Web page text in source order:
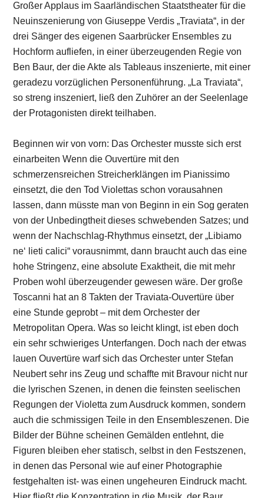
Großer Applaus im Saarländischen Staatstheater für die
Neuinszenierung von Giuseppe Verdis „Traviata“, in der
drei Sänger des eigenen Saarbrücker Ensembles zu
Hochform aufliefen, in einer überzeugenden Regie von
Ben Baur, der die Akte als Tableaus inszenierte, mit einer
geradezu vorzüglichen Personenführung. „La Traviata“,
so streng inszeniert, ließ den Zuhörer an der Seelenlage
der Protagonisten direkt teilhaben.
Beginnen wir von vorn: Das Orchester musste sich erst
einarbeiten Wenn die Ouvertüre mit den
schmerzensreichen Streicherklängen im Pianissimo
einsetzt, die den Tod Violettas schon vorausahnen
lassen, dann müsste man von Beginn in ein Sog geraten
von der Unbedingtheit dieses schwebenden Satzes; und
wenn der Nachschlag-Rhythmus einsetzt, der „Libiamo
ne‘ lieti calici“ vorausnimmt, dann braucht auch das eine
hohe Stringenz, eine absolute Exaktheit, die mit mehr
Proben wohl überzeugender gewesen wäre. Der große
Toscanni hat an 8 Takten der Traviata-Ouvertüre über
eine Stunde geprobt – mit dem Orchester der
Metropolitan Opera. Was so leicht klingt, ist eben doch
ein sehr schwieriges Unterfangen. Doch nach der etwas
lauen Ouvertüre warf sich das Orchester unter Stefan
Neubert sehr ins Zeug und schaffte mit Bravour nicht nur
die lyrischen Szenen, in denen die feinsten seelischen
Regungen der Violetta zum Ausdruck kommen, sondern
auch die schmissigen Teile in den Ensembleszenen. Die
Bilder der Bühne scheinen Gemälden entlehnt, die
Figuren bleiben eher statisch, selbst in den Festszenen,
in denen das Personal wie auf einer Photographie
festgehalten ist- was einen ungeheuren Eindruck macht.